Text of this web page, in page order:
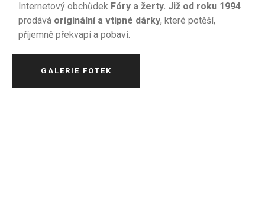
Internetový obchůdek Fóry a žerty. Již od roku 1994
prodává originální a vtipné dárky, které potěší,
příjemně překvapí a pobaví.
GALERIE FOTEK